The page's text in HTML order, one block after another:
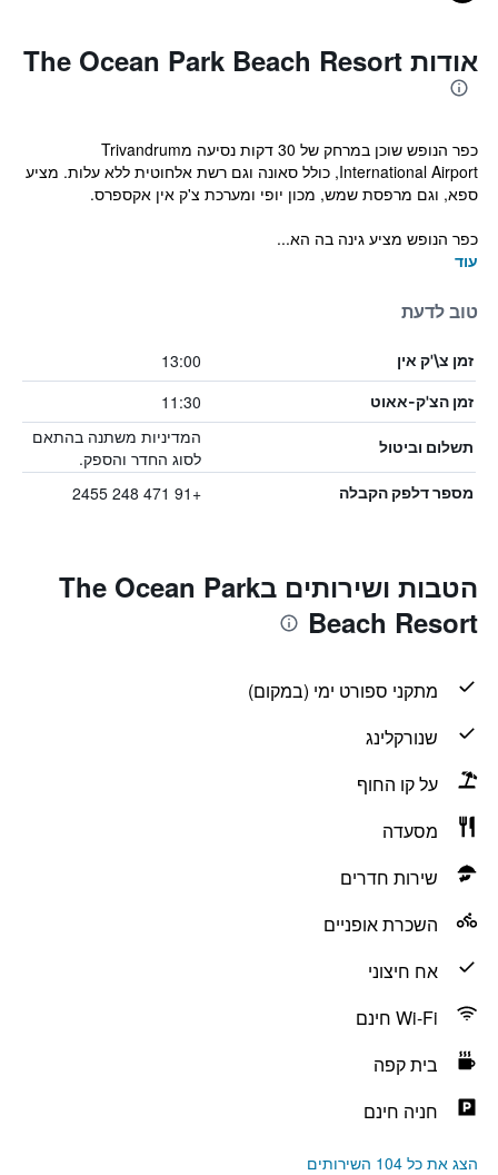
אודות The Ocean Park Beach Resort
כפר הנופש שוכן במרחק של 30 דקות נסיעה מTrivandrum
International Airport, כולל סאונה וגם רשת אלחוטית ללא עלות. מציע
ספא, וגם מרפסת שמש, מכון יופי ומערכת צ'ק אין אקספרס.
כפר הנופש מציע גינה בה הא...
עוד
טוב לדעת
זמן צ\'ק אין 13:00
זמן הצ'ק-אאוט 11:30
תשלום וביטול
המדיניות משתנה בהתאם
לסוג החדר והספק.
מספר דלפק הקבלה +91 471 248 2455
הטבות ושירותים בThe Ocean Park
Beach Resort
מתקני ספורט ימי (במקום)
שנורקלינג
על קו החוף
מסעדה
שירות חדרים
השכרת אופניים
אח חיצוני
Wi-Fi חינם
בית קפה
חניה חינם
הצג את כל 104 השירותים